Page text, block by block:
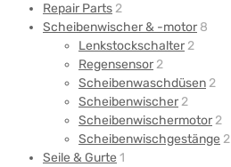
Repair Parts2
Scheibenwischer & -motor 8
Lenkstockschalter2
Regensensor2
Scheibenwaschdüsen2
Scheibenwischer2
Scheibenwischermotor2
Scheibenwischgestänge 2
Seile & Gurte 1